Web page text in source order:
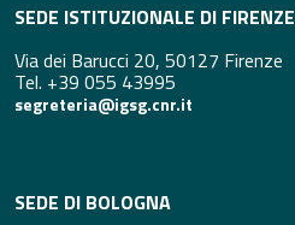
SEDE ISTITUZIONALE DI FIRENZE
Via dei Barucci 20, 50127 Firenze
Tel. +39 055 43995
segreteria@igsg.cnr.it
SEDE DI BOLOGNA